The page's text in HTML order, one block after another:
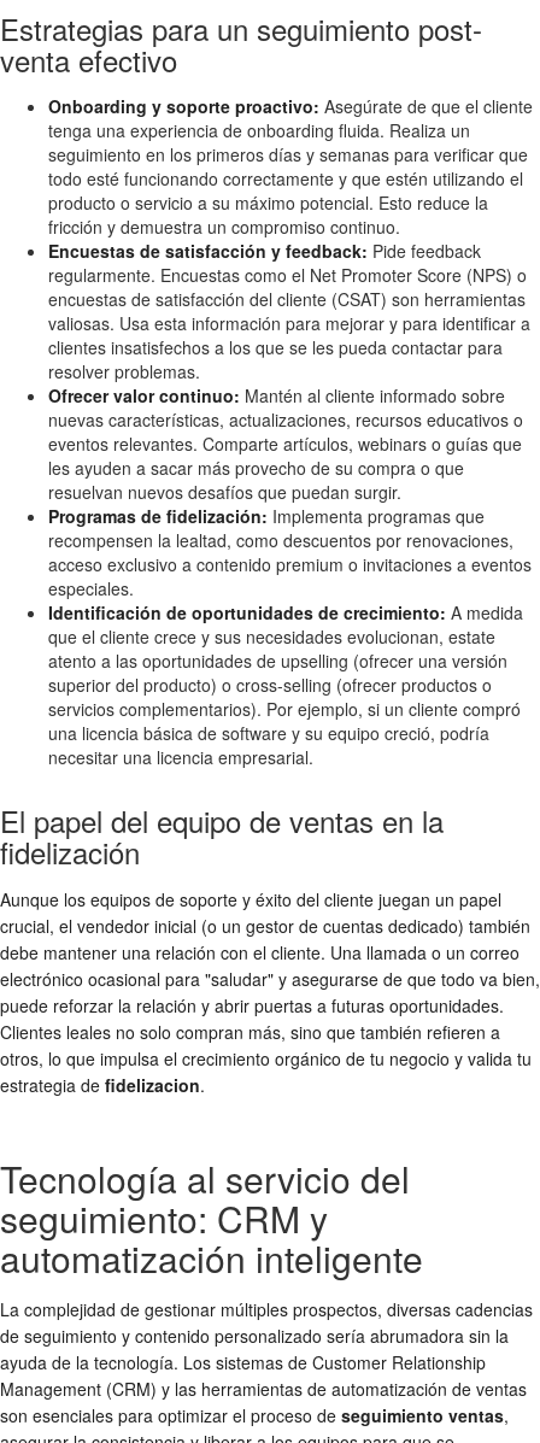
Estrategias para un seguimiento post-
venta efectivo
Onboarding y soporte proactivo: Asegúrate de que el cliente
tenga una experiencia de onboarding fluida. Realiza un
seguimiento en los primeros días y semanas para verificar que
todo esté funcionando correctamente y que estén utilizando el
producto o servicio a su máximo potencial. Esto reduce la
fricción y demuestra un compromiso continuo.
Encuestas de satisfacción y feedback: Pide feedback
regularmente. Encuestas como el Net Promoter Score (NPS) o
encuestas de satisfacción del cliente (CSAT) son herramientas
valiosas. Usa esta información para mejorar y para identificar a
clientes insatisfechos a los que se les pueda contactar para
resolver problemas.
Ofrecer valor continuo: Mantén al cliente informado sobre
nuevas características, actualizaciones, recursos educativos o
eventos relevantes. Comparte artículos, webinars o guías que
les ayuden a sacar más provecho de su compra o que
resuelvan nuevos desafíos que puedan surgir.
Programas de fidelización: Implementa programas que
recompensen la lealtad, como descuentos por renovaciones,
acceso exclusivo a contenido premium o invitaciones a eventos
especiales.
Identificación de oportunidades de crecimiento: A medida
que el cliente crece y sus necesidades evolucionan, estate
atento a las oportunidades de upselling (ofrecer una versión
superior del producto) o cross-selling (ofrecer productos o
servicios complementarios). Por ejemplo, si un cliente compró
una licencia básica de software y su equipo creció, podría
necesitar una licencia empresarial.
El papel del equipo de ventas en la
fidelización
Aunque los equipos de soporte y éxito del cliente juegan un papel
crucial, el vendedor inicial (o un gestor de cuentas dedicado) también
debe mantener una relación con el cliente. Una llamada o un correo
electrónico ocasional para "saludar" y asegurarse de que todo va bien,
puede reforzar la relación y abrir puertas a futuras oportunidades.
Clientes leales no solo compran más, sino que también refieren a
otros, lo que impulsa el crecimiento orgánico de tu negocio y valida tu
estrategia de fidelizacion.
Tecnología al servicio del
seguimiento: CRM y
automatización inteligente
La complejidad de gestionar múltiples prospectos, diversas cadencias
de seguimiento y contenido personalizado sería abrumadora sin la
ayuda de la tecnología. Los sistemas de Customer Relationship
Management (CRM) y las herramientas de automatización de ventas
son esenciales para optimizar el proceso de seguimiento ventas,